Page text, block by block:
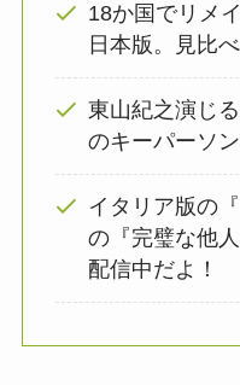
18か国でリメ
日本版。見比
東山紀之演じ
のキーパーソン
イタリア版の
の『完璧な他
配信中だよ！